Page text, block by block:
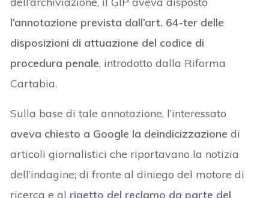
l’annotazione prevista dall’art. 64-ter delle
disposizioni di attuazione del codice di
procedura penale, introdotto dalla Riforma
Cartabia.
Sulla base di tale annotazione, l’interessato
aveva chiesto a Google la deindicizzazione di
articoli giornalistici che riportavano la notizia
dell’indagine; di fronte al diniego del motore di
ricerca e al rigetto del reclamo da parte del